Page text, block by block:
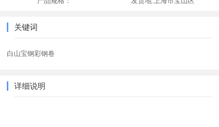
关键词
白山宝钢彩钢卷
详细说明